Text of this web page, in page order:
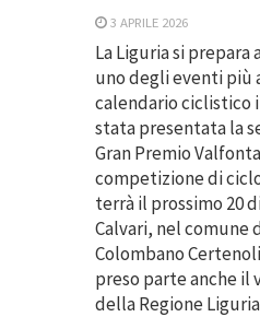
3 APRILE 2026
La Liguria si prepara
uno degli eventi più
calendario ciclistico
stata presentata la
Gran Premio
competizione di
terrà il prossimo 20
Calvari, nel comune
Colombano
preso parte anche il
della Regione